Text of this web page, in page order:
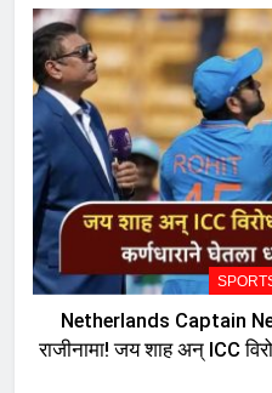
Netherlands Captain
राजीनामा! जय शाह अन् ICC